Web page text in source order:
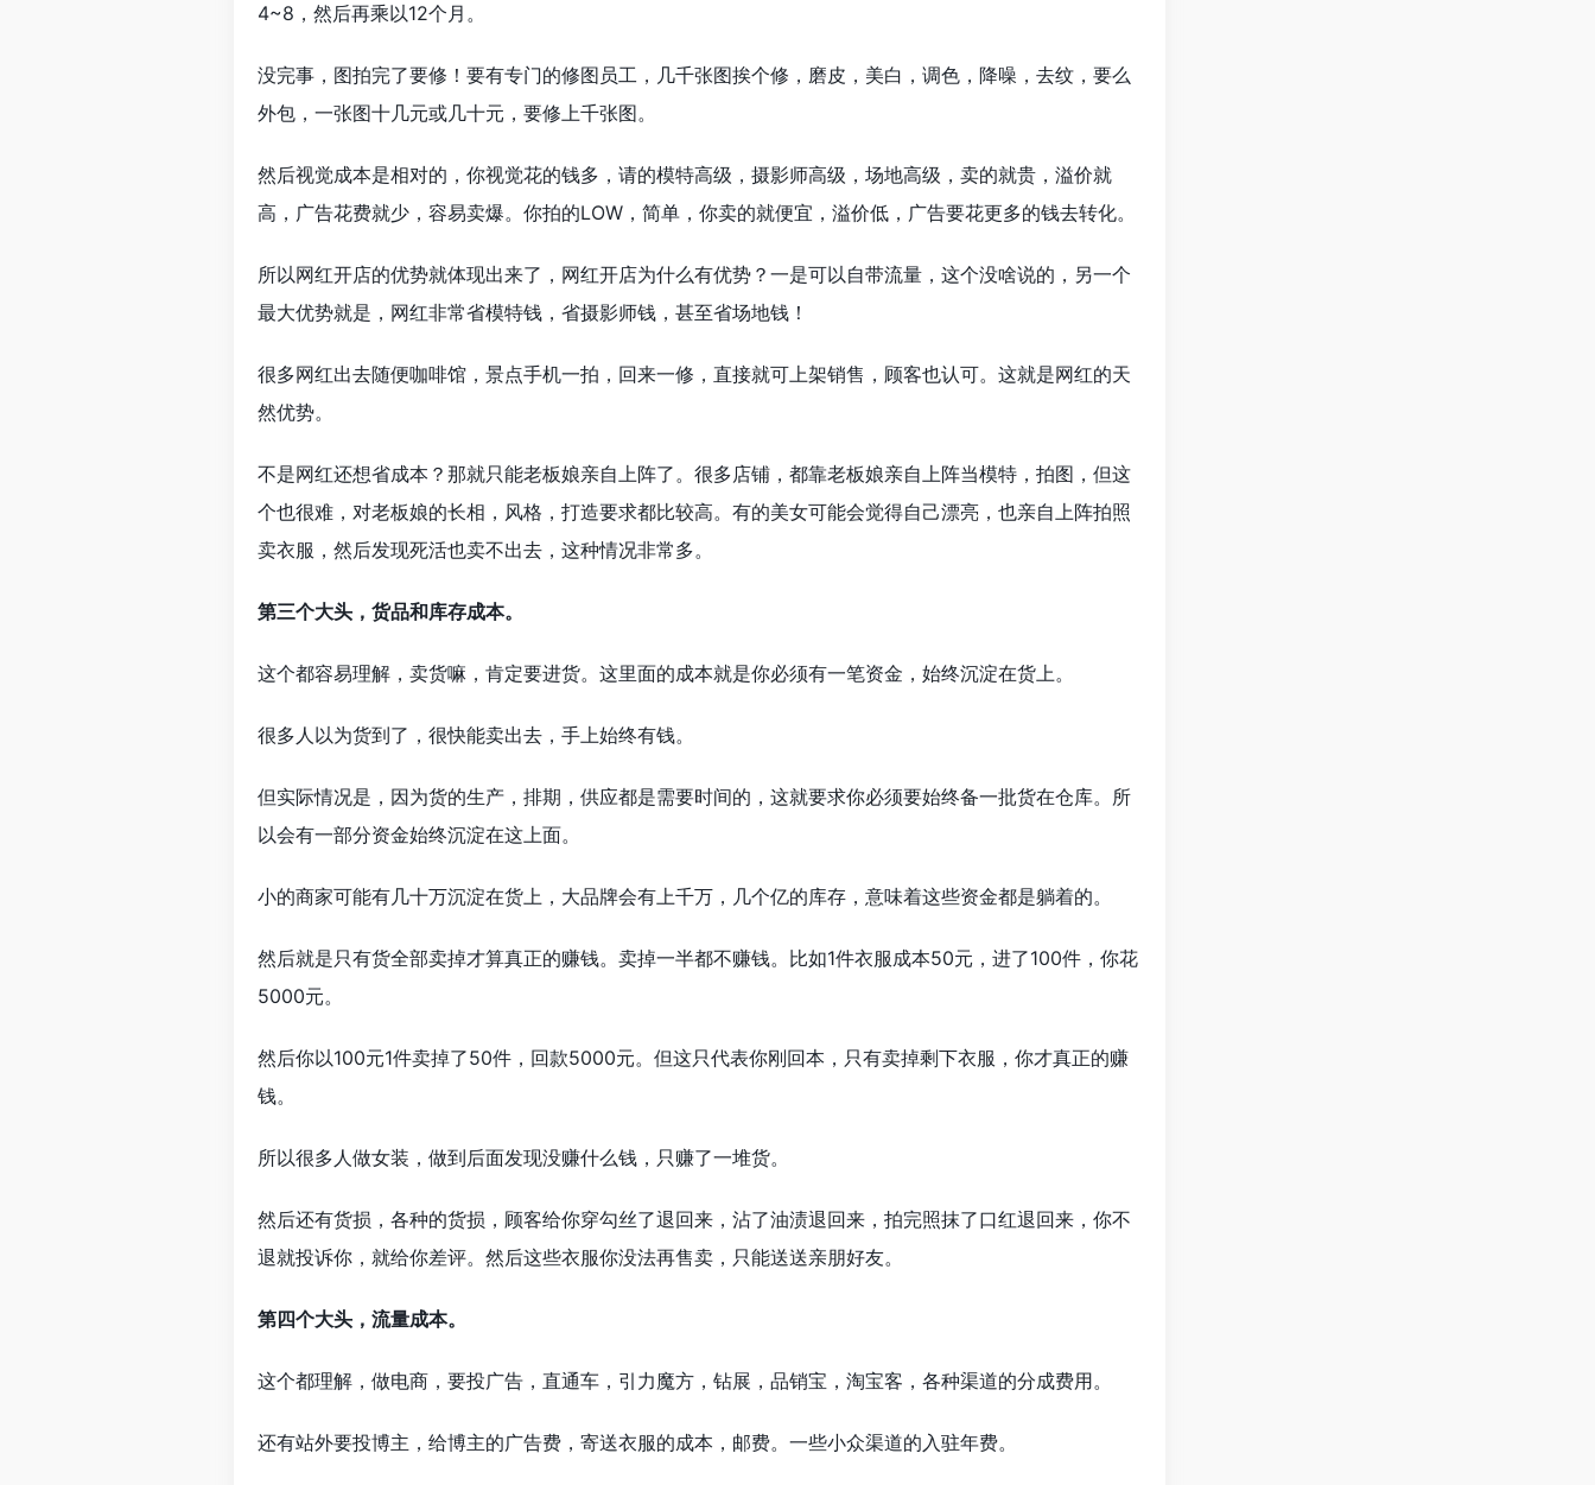
4~8，然后再乘以12个月。
没完事，图拍完了要修！要有专门的修图员工，几千张图挨个修，磨皮，美白，调色，降噪，去纹，要么
外包，一张图十几元或几十元，要修上千张图。
然后视觉成本是相对的，你视觉花的钱多，请的模特高级，摄影师高级，场地高级，卖的就贵，溢价就
高，广告花费就少，容易卖爆。你拍的LOW，简单，你卖的就便宜，溢价低，广告要花更多的钱去转化。
所以网红开店的优势就体现出来了，网红开店为什么有优势？一是可以自带流量，这个没啥说的，另一个
最大优势就是，网红非常省模特钱，省摄影师钱，甚至省场地钱！
很多网红出去随便咖啡馆，景点手机一拍，回来一修，直接就可上架销售，顾客也认可。这就是网红的天
然优势。
不是网红还想省成本？那就只能老板娘亲自上阵了。很多店铺，都靠老板娘亲自上阵当模特，拍图，但这
个也很难，对老板娘的长相，风格，打造要求都比较高。有的美女可能会觉得自己漂亮，也亲自上阵拍照
卖衣服，然后发现死活也卖不出去，这种情况非常多。
第三个大头，货品和库存成本。
这个都容易理解，卖货嘛，肯定要进货。这里面的成本就是你必须有一笔资金，始终沉淀在货上。
很多人以为货到了，很快能卖出去，手上始终有钱。
但实际情况是，因为货的生产，排期，供应都是需要时间的，这就要求你必须要始终备一批货在仓库。所
以会有一部分资金始终沉淀在这上面。
小的商家可能有几十万沉淀在货上，大品牌会有上千万，几个亿的库存，意味着这些资金都是躺着的。
然后就是只有货全部卖掉才算真正的赚钱。卖掉一半都不赚钱。比如1件衣服成本50元，进了100件，你花
5000元。
然后你以100元1件卖掉了50件，回款5000元。但这只代表你刚回本，只有卖掉剩下衣服，你才真正的赚
钱。
所以很多人做女装，做到后面发现没赚什么钱，只赚了一堆货。
然后还有货损，各种的货损，顾客给你穿勾丝了退回来，沾了油渍退回来，拍完照抹了口红退回来，你不
退就投诉你，就给你差评。然后这些衣服你没法再售卖，只能送送亲朋好友。
第四个大头，流量成本。
这个都理解，做电商，要投广告，直通车，引力魔方，钻展，品销宝，淘宝客，各种渠道的分成费用。
还有站外要投博主，给博主的广告费，寄送衣服的成本，邮费。一些小众渠道的入驻年费。